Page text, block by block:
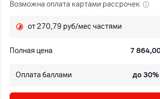
Возможна оплата картами рассрочек
от 270,79 руб/мес частями
Полная цена 7
Оплата баллами до 30%